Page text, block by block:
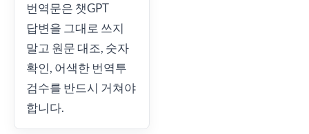
번역문은 챗GPT
답변을 그대로 쓰지
말고 원문 대조, 숫자
확인, 어색한 번역투
검수를 반드시 거쳐야
합니다.